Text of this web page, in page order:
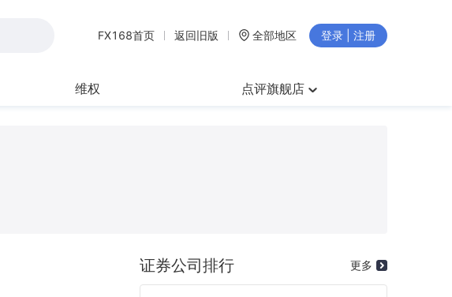
FX168首页 返回旧版 全部地区 登录 | 注册
维权 点评旗舰店
证券公司排行 更多